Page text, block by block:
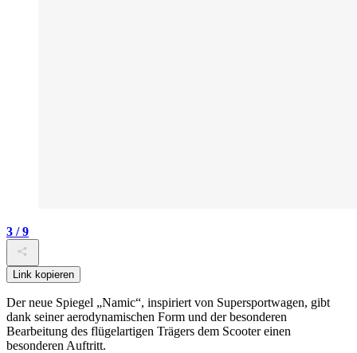
3 / 9
Link kopieren
Der neue Spiegel „Namic“, inspiriert von Supersportwagen, gibt
dank seiner aerodynamischen Form und der besonderen
Bearbeitung des flügelartigen Trägers dem Scooter einen
besonderen Auftritt.